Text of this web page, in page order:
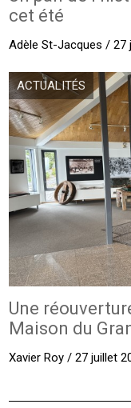
cet été
Adèle St-Jacques / 27
ACTUALITÉS
Une
Maison du
Xavier Roy / 27 juillet